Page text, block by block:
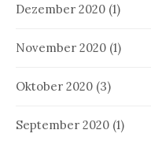
Dezember 2020 (1)
November 2020 (1)
Oktober 2020 (3)
September 2020 (1)